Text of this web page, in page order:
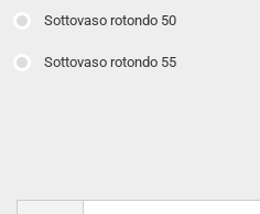
Sottovaso rotondo 50
Sottovaso rotondo 55